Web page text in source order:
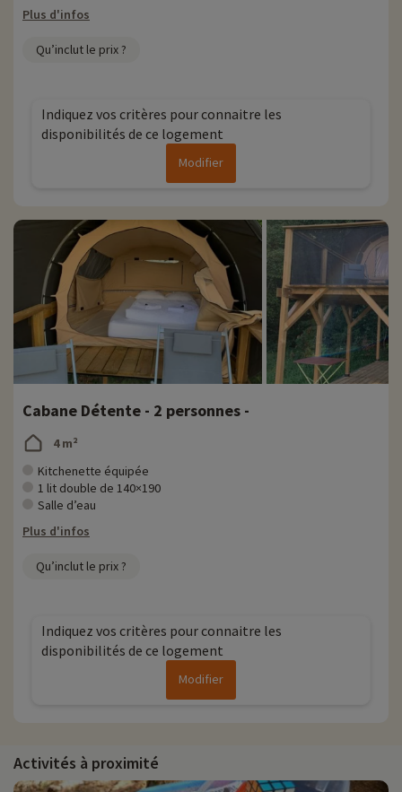
Plus d'infos
Qu’inclut le prix ?
Indiquez vos critères pour connaitre les
disponibilités de ce logement
Modifier
Cabane Détente - 2 personnes -
4 m²
Kitchenette équipée
1 lit double de 140×190
Salle d’eau
Plus d'infos
Qu’inclut le prix ?
Indiquez vos critères pour connaitre les
disponibilités de ce logement
Modifier
Activités à proximité